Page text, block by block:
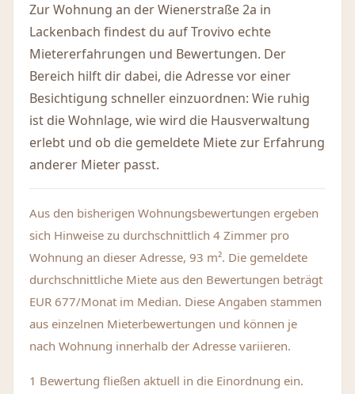
Zur Wohnung an der Wienerstraße 2a in
Lackenbach findest du auf Trovivo echte
Mietererfahrungen und Bewertungen. Der
Bereich hilft dir dabei, die Adresse vor einer
Besichtigung schneller einzuordnen: Wie ruhig
ist die Wohnlage, wie wird die Hausverwaltung
erlebt und ob die gemeldete Miete zur Erfahrung
anderer Mieter passt.
Aus den bisherigen Wohnungsbewertungen ergeben
sich Hinweise zu durchschnittlich 4 Zimmer pro
Wohnung an dieser Adresse, 93 m². Die gemeldete
durchschnittliche Miete aus den Bewertungen beträgt
EUR 677/Monat im Median. Diese Angaben stammen
aus einzelnen Mieterbewertungen und können je
nach Wohnung innerhalb der Adresse variieren.
1 Bewertung fließen aktuell in die Einordnung ein.